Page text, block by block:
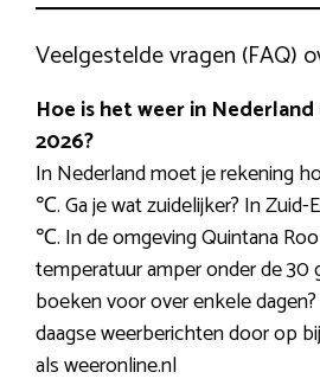
Veelgestelde vragen (FAQ)
Hoe is het weer in
2026?
In Nederland moet je rekening
℃. Ga je wat zuidelijker? In Zuid-
℃. In de omgeving Quintana
temperatuur amper onder de 30
boeken voor over enkele
daagse weerberichten door op
als weeronline.nl